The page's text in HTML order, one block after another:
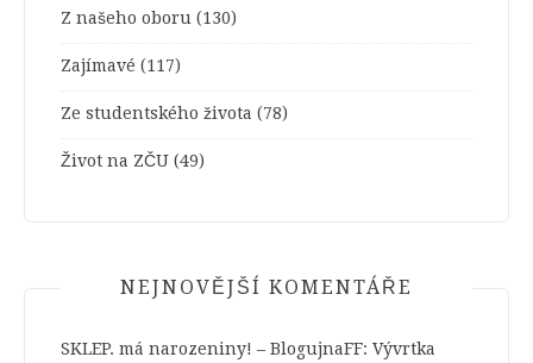
Z našeho oboru (130)
Zajímavé (117)
Ze studentského života (78)
Život na ZČU (49)
NEJNOVĚJŠÍ KOMENTÁŘE
SKLEP. má narozeniny! – BlogujnaFF: Vývrtka